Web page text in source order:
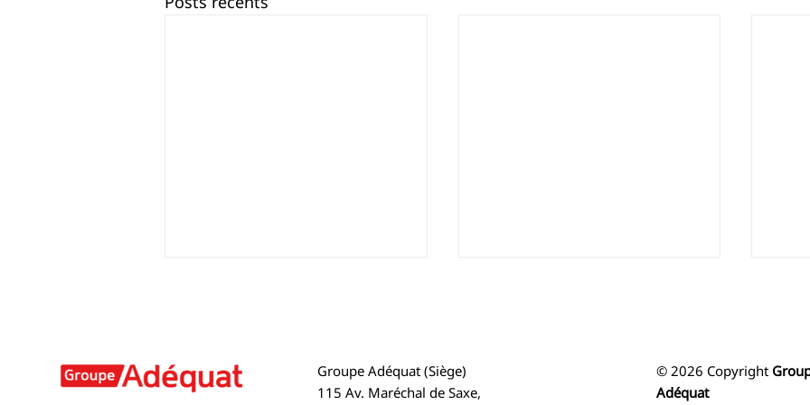
© 2026 Copyright
Adéquat
Groupe Adéquat (Siège)
115 Av. Maréchal de Saxe,